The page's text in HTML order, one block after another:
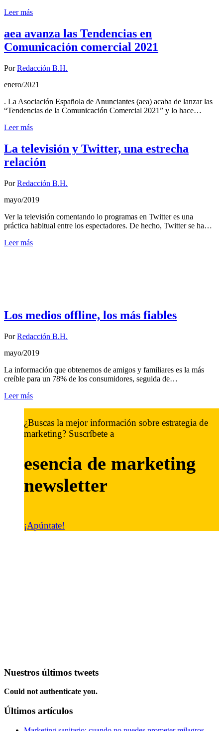
Leer más
aea avanza las Tendencias en
Comunicación comercial 2021
PorRedacción B.H.
enero/2021
. La Asociación Española de Anunciantes (aea) acaba de lanzar las
“Tendencias de la Comunicación Comercial 2021” y lo hace…
Leer más
La televisión y Twitter, una estrecha
relación
PorRedacción B.H.
mayo/2019
Ver la televisión comentando lo programas en Twitter es una
práctica habitual entre los espectadores. De hecho, Twitter se ha…
Leer más
Los medios offline, los más fiables
PorRedacción B.H.
mayo/2019
La información que obtenemos de amigos y familiares es la más
creíble para un 78% de los consumidores, seguida de…
Leer más
¿Buscas la mejor información sobre estrategia de
marketing? Suscríbete a
esencia de marketing
newsletter
¡Apúntate!
Nuestros últimos tweets
Could not authenticate you.
Últimos artículos